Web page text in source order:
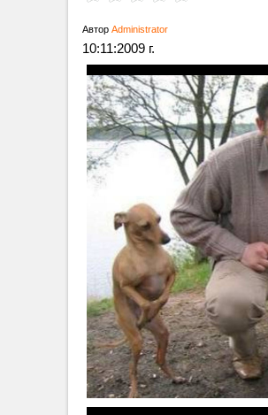
Автор Administrator
10:11:2009 г.